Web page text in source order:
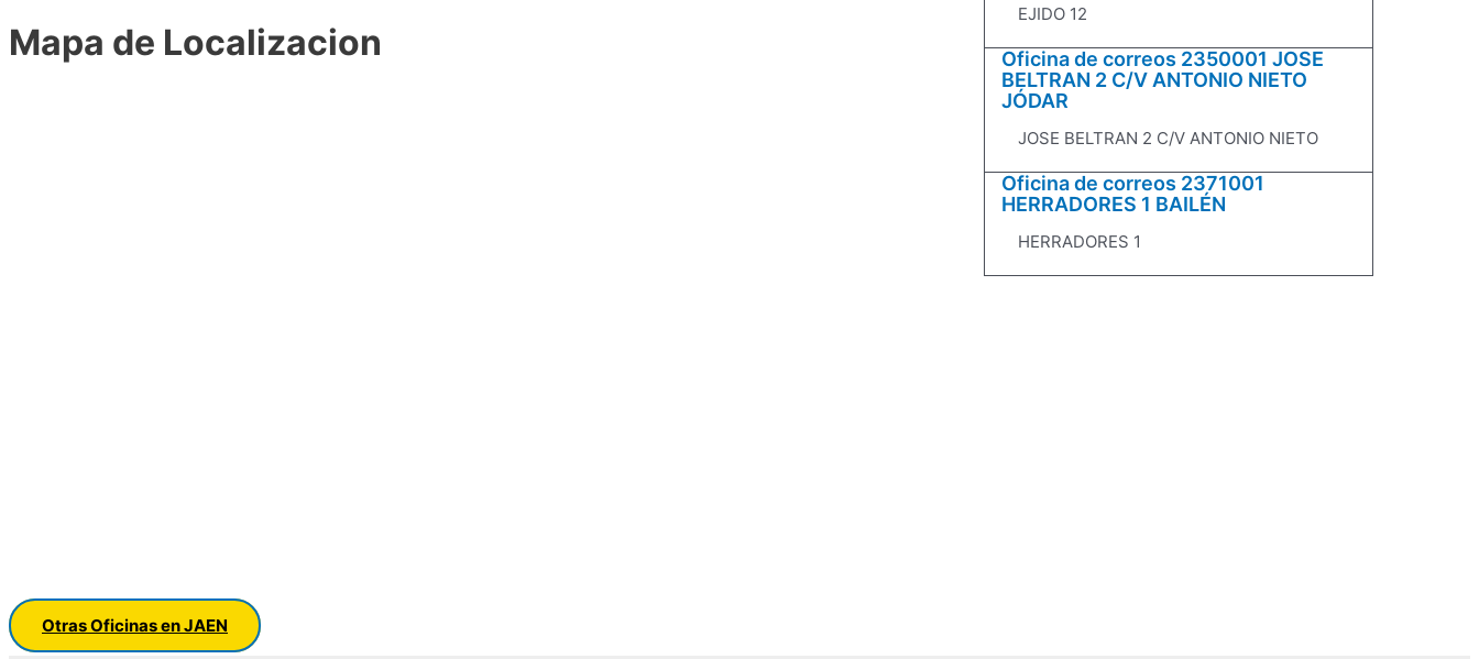
Mapa de Localizacion
Otras Oficinas en JAEN
EJIDO 12
Oficina de correos 2350001 JOSE
BELTRAN 2 C/V ANTONIO NIETO
JÓDAR
JOSE BELTRAN 2 C/V ANTONIO NIETO
Oficina de correos 2371001
HERRADORES 1 BAILÉN
HERRADORES 1